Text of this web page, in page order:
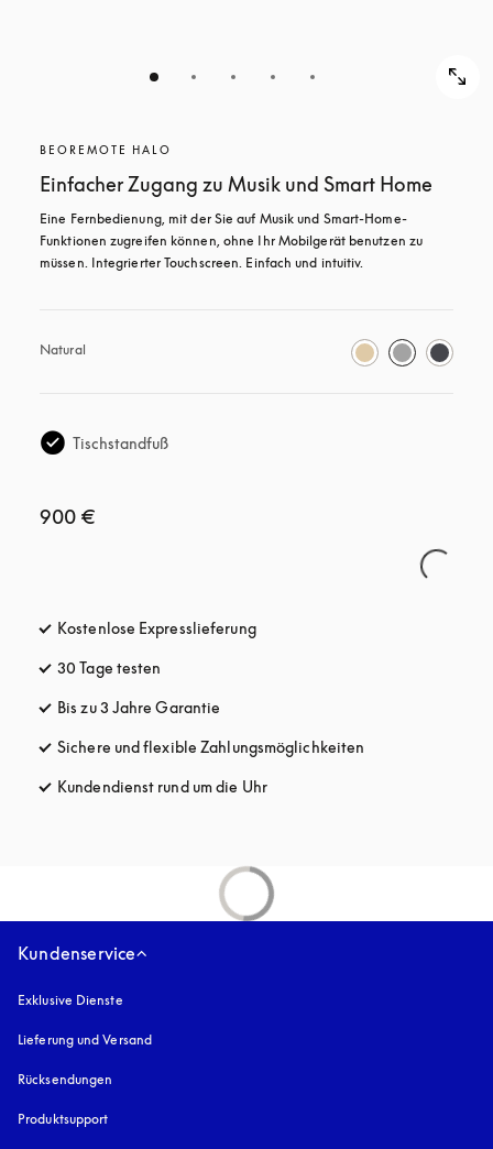
BEOREMOTE HALO
Einfacher Zugang zu Musik und Smart Home
Eine Fernbedienung, mit der Sie auf Musik und Smart-Home-
Funktionen zugreifen können, ohne Ihr Mobilgerät benutzen zu
müssen. Integrierter Touchscreen. Einfach und intuitiv.
Natural
Tischstandfuß
900 €
Kostenlose Expresslieferungöffnet sich in einem neuen Tab
30 Tage testen
Bis zu 3 Jahre Garantie
Sichere und flexible Zahlungsmöglichkeiten
Kundendienst rund um die Uhröffnet sich in einem neuen Tab
Kundenservice
Exklusive Dienste
Lieferung und Versand
Rücksendungen
Produktsupport